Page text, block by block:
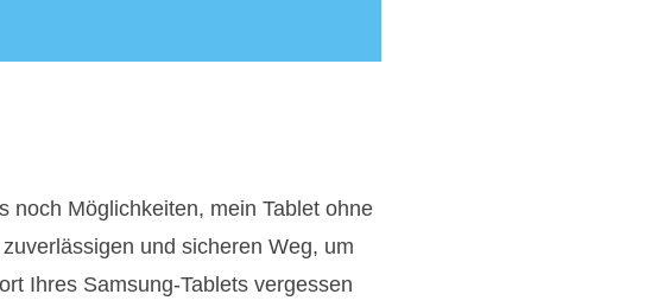
noch Möglichkeiten, mein Tablet ohne
und sicheren Weg, um
Ihres Samsung-Tablets vergessen